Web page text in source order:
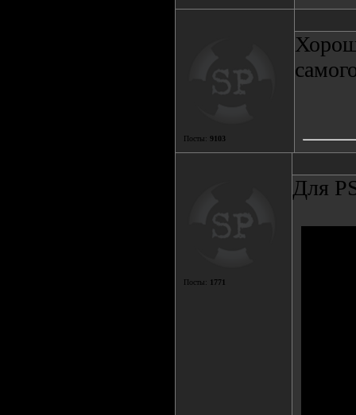
Посты: 9103
Посты: 1771
Для